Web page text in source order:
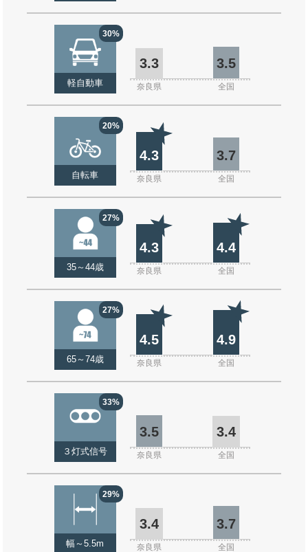
30%
軽自動車
3.3 3.5
奈良県 全国
20%
自転車
4.3 3.7
奈良県 全国
27%
35～44歳
4.3 4.4
奈良県 全国
27%
65～74歳
4.5 4.9
奈良県 全国
33%
３灯式信号
3.5 3.4
奈良県 全国
29%
幅～5.5m
3.4 3.7
奈良県 全国